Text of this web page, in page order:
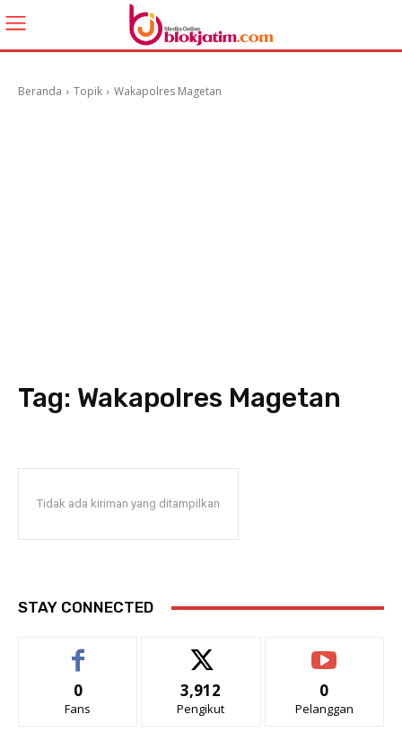
Beranda Topik Wakapolres Magetan
Tag: Wakapolres Magetan
Tidak ada kiriman yang ditampilkan
STAY CONNECTED
0
Fans
3,912
Pengikut
0
Pelanggan